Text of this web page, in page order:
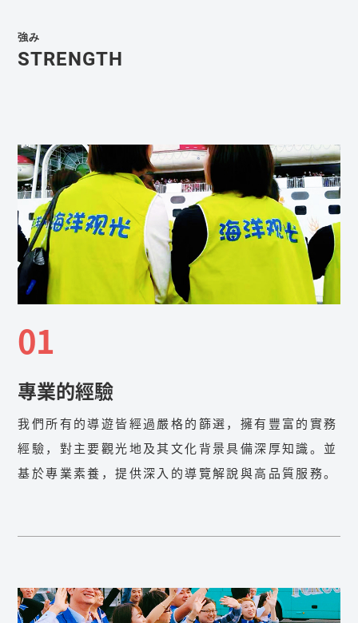
強み
STRENGTH
01
專業的經驗
我們所有的導遊皆經過嚴格的篩選，擁有豐富的實務
經驗，對主要觀光地及其文化背景具備深厚知識。並
基於專業素養，提供深入的導覽解說與高品質服務。